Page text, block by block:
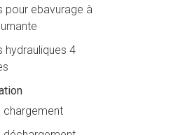
pour ebavurage à
hydrauliques 4
chargement